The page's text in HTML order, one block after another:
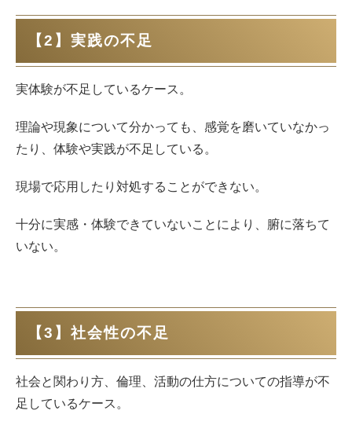
【2】実践の不足
実体験が不足しているケース。
理論や現象について分かっても、感覚を磨いていなかっ
たり、体験や実践が不足している。
現場で応用したり対処することができない。
十分に実感・体験できていないことにより、腑に落ちて
いない。
【3】社会性の不足
社会と関わり方、倫理、活動の仕方についての指導が不
足しているケース。